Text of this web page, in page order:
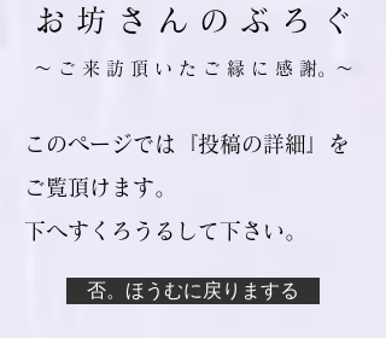
お 坊 さ ん の ぶ ろ ぐ
​～ ご 来 訪 頂 い た ご 縁 に 感 謝。～
このページでは『投稿の詳細』を
ご覧頂けます。
​下へすくろうるして下さい。
否。ほうむに戻りまする